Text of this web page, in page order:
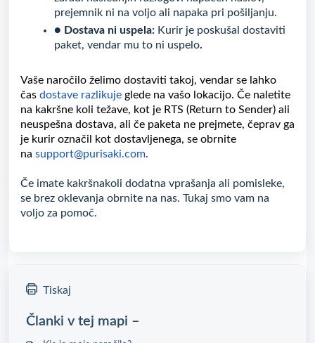
prejemnik ni na voljo ali napaka pri pošiljanju.
● Dostava ni uspela: Kurir je poskušal dostaviti
paket, vendar mu to ni uspelo.
Vaše naročilo želimo dostaviti takoj, vendar se lahko
čas dostave razlikuje glede na vašo lokacijo. Če naletite
na kakršne koli težave, kot je RTS (Return to Sender) ali
neuspešna dostava, ali če paketa ne prejmete, čeprav ga
je kurir označil kot dostavljenega, se obrnite
na support@purisaki.com.
Če imate kakršnakoli dodatna vprašanja ali pomisleke,
se brez oklevanja obrnite na nas. Tukaj smo vam na
voljo za pomoč.
Tiskaj
Članki v tej mapi –